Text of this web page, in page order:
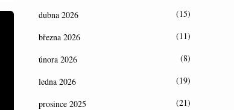
dubna 2026 15
března 2026 11
února 2026 8
ledna 2026 19
prosince 2025 21